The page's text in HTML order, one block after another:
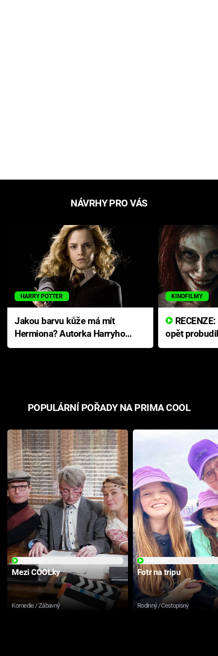
NÁVRHY PRO VÁS
HARRY POTTER
Jakou barvu kůže má mít
Hermiona? Autorka Harryho
Pottera přišla s ráznou
KINOFILMY
opět
přichází s
POPULÁRNÍ POŘADY NA PRIMA COOL
Mezi COOLky
Komedie / Zábavný
Fotr na tripu
Rodinný / Cestopisný